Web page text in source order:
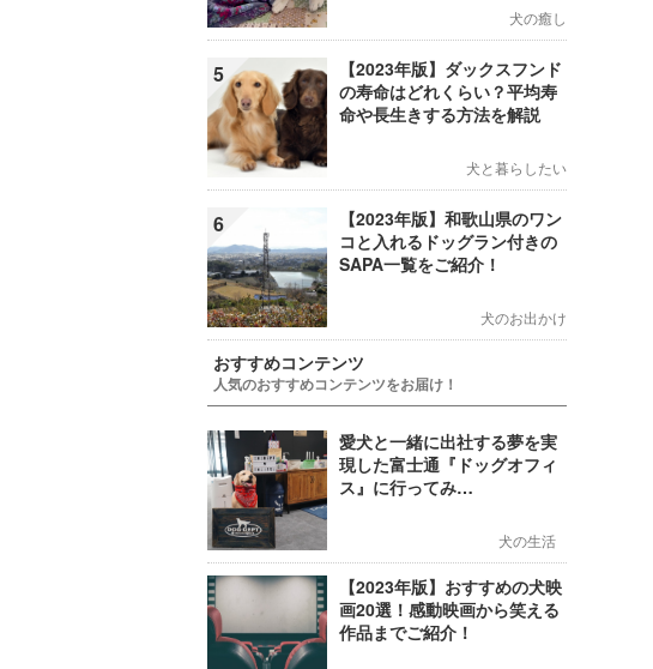
犬の癒し
5
【2023年版】ダックスフンド
の寿命はどれくらい？平均寿
命や長生きする方法を解説
犬と暮らしたい
6
【2023年版】和歌山県のワン
コと入れるドッグラン付きの
SAPA一覧をご紹介！
犬のお出かけ
おすすめコンテンツ
人気のおすすめコンテンツをお届け！
愛犬と一緒に出社する夢を実
現した富士通『ドッグオフィ
ス』に行ってみ…
犬の生活
【2023年版】おすすめの犬映
画20選！感動映画から笑える
作品までご紹介！